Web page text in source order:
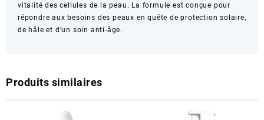
vitalité des cellules de la peau. La formule est conçue pour
répondre aux besoins des peaux en quête de protection solaire,
de hâle et d’un soin anti-âge.
Produits similaires